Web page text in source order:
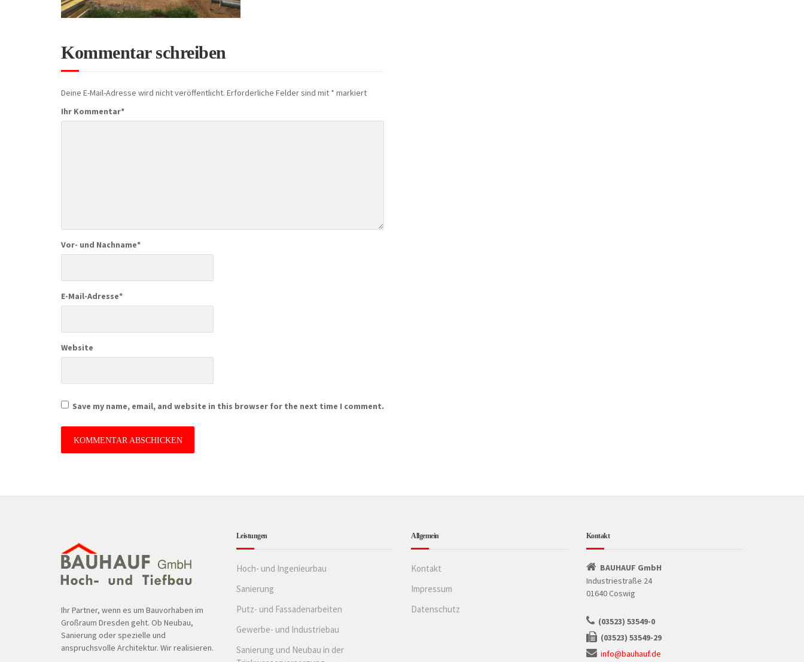
Kommentar schreiben
Deine E-Mail-Adresse wird nicht veröffentlicht. Erforderliche Felder sind mit * markiert
Ihr Kommentar*
Vor- und Nachname*
E-Mail-Adresse*
Website
Save my name, email, and website in this browser for the next time I comment.
Ihr Partner, wenn es um Bauvorhaben im
Großraum Dresden geht. Ob Neubau,
Sanierung oder spezielle und
anspruchsvolle Architektur. Wir realisieren.
Leistungen
Hoch- und Ingenieurbau
Sanierung
Putz- und Fassadenarbeiten
Gewerbe- und Industriebau
Sanierung und Neubau in der
Allgemein
Kontakt
Impressum
Datenschutz
Kontakt
BAUHAUF GmbH
Industriestraße 24
01640 Coswig
(03523) 53549-0
(03523) 53549-29
info@bauhauf.de